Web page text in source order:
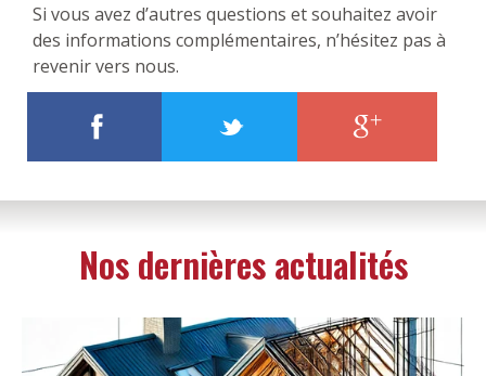
Si vous avez d’autres questions et souhaitez avoir
des informations complémentaires, n’hésitez pas à
revenir vers nous.
Nos dernières actualités